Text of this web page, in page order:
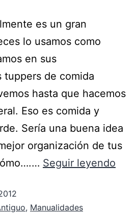
es un gran
lo usamos como
en sus
tuppers de comida
hasta que hacemos
Eso es comida y
Sería una buena idea
organización de tus
Seguir leyendo
, Manualidades